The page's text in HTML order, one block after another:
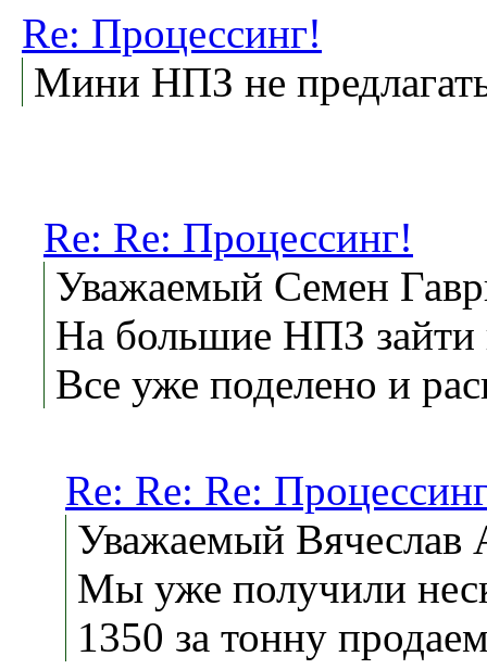
Re: Процессинг!
Мини НПЗ не
Re: Re: Процессинг!
Уважаемый Семен
На большие НПЗ зайти
Все уже поделено и
Re: Re: Re:
Уважаемый Вячеслав
Мы уже получили
1350 за тонну